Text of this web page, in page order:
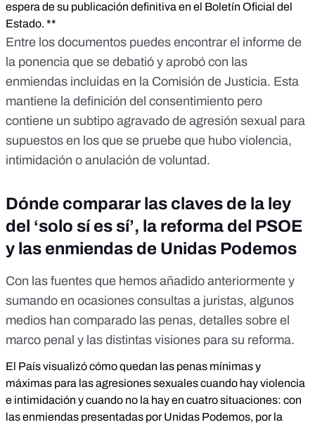
espera de su publicación definitiva en el Boletín Oficial del
Estado. **
Entre los documentos puedes encontrar el informe de
la ponencia que se debatió y aprobó con las
enmiendas incluidas en la Comisión de Justicia. Esta
mantiene la definición del consentimiento pero
contiene un subtipo agravado de agresión sexual para
supuestos en los que se pruebe que hubo violencia,
intimidación o anulación de voluntad.
Dónde comparar las claves de la ley
del ‘solo sí es sí’, la reforma del PSOE
y las enmiendas de Unidas Podemos
Con las fuentes que hemos añadido anteriormente y
sumando en ocasiones consultas a juristas, algunos
medios han comparado las penas, detalles sobre el
marco penal y las distintas visiones para su reforma.
El País visualizócómo quedan las penas mínimas y
máximas para las agresiones sexuales cuando hay violencia
e intimidación y cuando no la hay en cuatro situaciones: con
las enmiendas presentadas por Unidas Podemos, por la